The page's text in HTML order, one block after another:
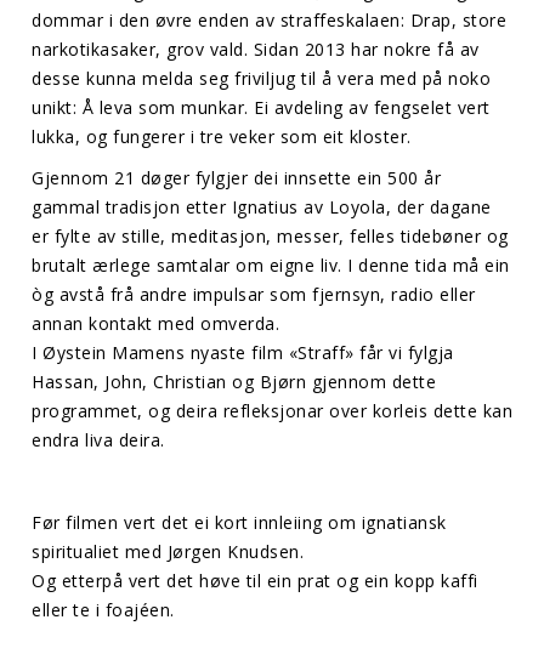
dommar i den øvre enden av straffeskalaen: Drap, store
narkotikasaker, grov vald. Sidan 2013 har nokre få av
desse kunna melda seg friviljug til å vera med på noko
unikt: Å leva som munkar. Ei avdeling av fengselet vert
lukka, og fungerer i tre veker som eit kloster.
Gjennom 21 døger fylgjer dei innsette ein 500 år
gammal tradisjon etter Ignatius av Loyola, der dagane
er fylte av stille, meditasjon, messer, felles tidebøner og
brutalt ærlege samtalar om eigne liv. I denne tida må ein
òg avstå frå andre impulsar som fjernsyn, radio eller
annan kontakt med omverda.
I Øystein Mamens nyaste film «Straff» får vi fylgja
Hassan, John, Christian og Bjørn gjennom dette
programmet, og deira refleksjonar over korleis dette kan
endra liva deira.
Før filmen vert det ei kort innleiing om ignatiansk
spiritualiet med Jørgen Knudsen.
Og etterpå vert det høve til ein prat og ein kopp kaffi
eller te i foajéen.